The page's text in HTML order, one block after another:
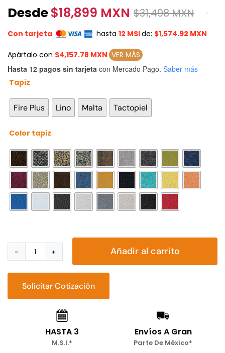
Desde$18,899 MXN $31,498 MXN
Con tarjeta hasta 12 MSIde: $1,574.92 MXN
Apártalo con $4,157.78 MXN VER MÁS
Hasta 12 pagos sin tarjeta con Mercado Pago. Saber más
Tapiz
Fire Plus Lino Malta Tactopiel
Color tapiz
Sillón
reclinable
reposet
Doble
cantidad
Añadir al carrito
Solicitar Cotización
HASTA 3
M.S.I.*
Envíos A Gran
Parte De México*